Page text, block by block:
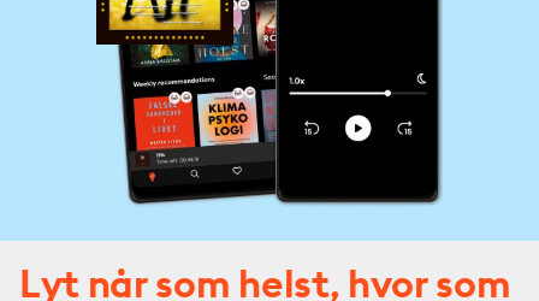
Lyt når som helst, hvor som